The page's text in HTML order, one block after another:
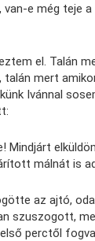
van-e még teje
el. Talán
mert
Ivánnal
Mindjárt
málnát is
az ajtó,
szuszogott,
perctől